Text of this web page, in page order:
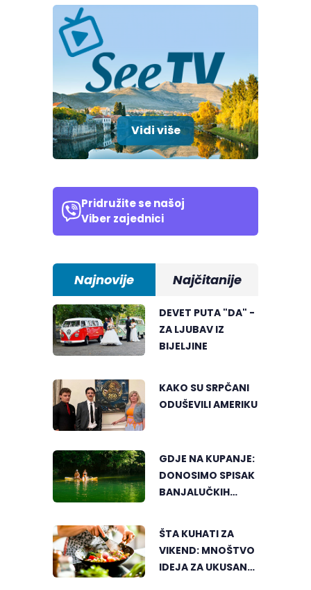
Vidi više
Pridružite se našoj
Viber zajednici
Najnovije Najčitanije
DEVET PUTA "DA" -
ZA LJUBAV IZ
BIJELJINE
KAKO SU SRPČANI
ODUŠEVILI AMERIKU
GDJE NA KUPANJE:
DONOSIMO SPISAK
BANJALUČKIH
OSVJEŽENJE
TEKOM LJETNIH
ŠTA KUHATI ZA
VIKEND: MNOŠTVO
IDEJA ZA UKUSAN